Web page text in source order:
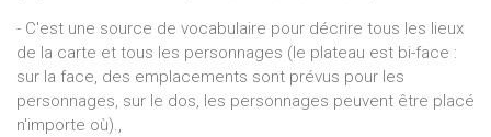
- C'est une source de vocabulaire pour décrire tous les lieux
de la carte et tous les personnages (le plateau est bi-face :
sur la face, des emplacements sont prévus pour les
personnages, sur le dos, les personnages peuvent être placé
n'importe où).,